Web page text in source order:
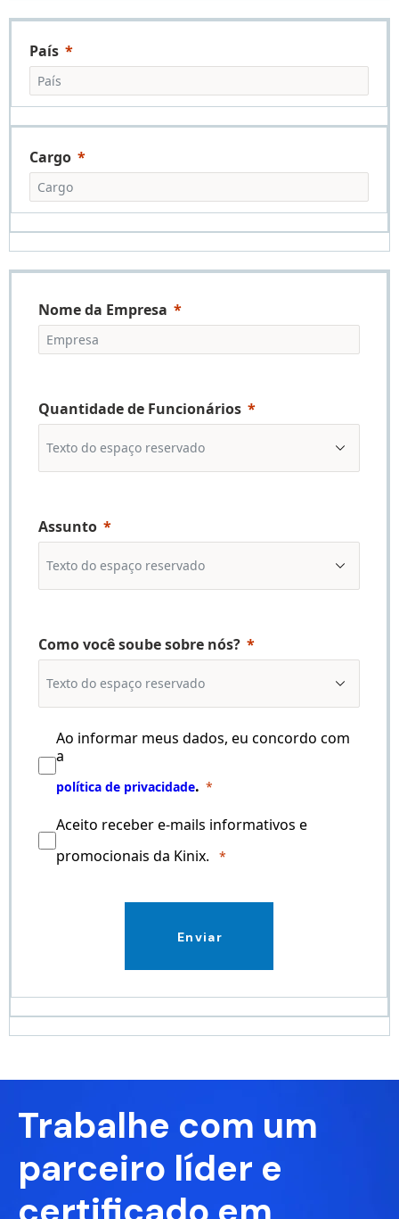
País
Cargo
Nome da Empresa
Quantidade de Funcionários
Assunto
Como você soube sobre nós?
Ao informar meus dados, eu concordo com
a
política de privacidade.
Aceito receber e-mails informativos e
promocionais da Kinix.
Enviar
Trabalhe com um
parceiro líder e